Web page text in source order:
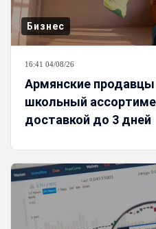
Бизнес
16:41 04/08/26
Армянские
школьный
доставкой до 3 дней